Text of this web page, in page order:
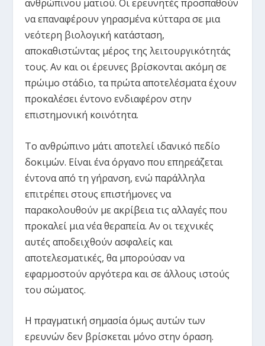
ανθρώπινου ματιού. Οι ερευνητές προσπαθούν
να επαναφέρουν γηρασμένα κύτταρα σε μια
νεότερη βιολογική κατάσταση,
αποκαθιστώντας μέρος της λειτουργικότητάς
τους. Αν και οι έρευνες βρίσκονται ακόμη σε
πρώιμο στάδιο, τα πρώτα αποτελέσματα έχουν
προκαλέσει έντονο ενδιαφέρον στην
επιστημονική κοινότητα.
Το ανθρώπινο μάτι αποτελεί ιδανικό πεδίο
δοκιμών. Είναι ένα όργανο που επηρεάζεται
έντονα από τη γήρανση, ενώ παράλληλα
επιτρέπει στους επιστήμονες να
παρακολουθούν με ακρίβεια τις αλλαγές που
προκαλεί μια νέα θεραπεία. Αν οι τεχνικές
αυτές αποδειχθούν ασφαλείς και
αποτελεσματικές, θα μπορούσαν να
εφαρμοστούν αργότερα και σε άλλους ιστούς
του σώματος.
Η πραγματική σημασία όμως αυτών των
ερευνών δεν βρίσκεται μόνο στην όραση.